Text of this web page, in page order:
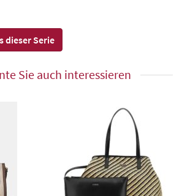
dieser Serie
Sie auch interessieren